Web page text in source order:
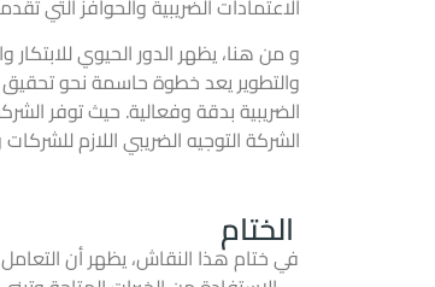
و من هنا، يظهر الدور الحيوي
والتطوير يعد خطوة حاسمة نحو تحقيق
الضريبية بدقة وفعالية. حيث توفر
الشركة التوجيه الضريبي اللازم
الختام
في ختام هذا النقاش، يظهر أن